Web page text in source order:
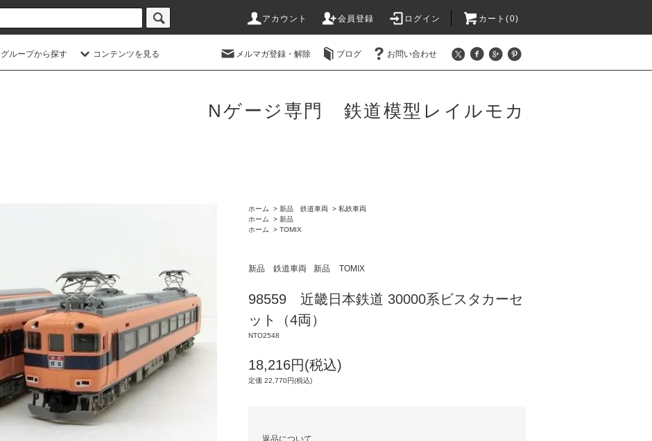
アカウント 会員登録 ログイン カート(0)
グループから探す コンテンツを見る メルマガ登録・解除 ブログ お問い合わせ
Nゲージ専門 鉄道模型レイルモカ
ホーム > 新品 鉄道車両 > 私鉄車両
ホーム
> 新品
ホーム
> TOMIX
新品 鉄道車両 新品 TOMIX
98559 近畿日本鉄道 30000系ビスタカーセ
ット（4両）
NTO2548
18,216円(税込)
定価 22,770円(税込)
返品について